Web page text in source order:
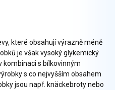
výrobky
které obsahují výrazně méně
je však vysoký glykemický
kombinaci s bílkovinným
s co nejvyšším obsahem
jsou např. knäckebroty nebo